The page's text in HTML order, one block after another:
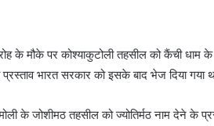
के मौके पर कोश्याकुटोली तहसील को कैंची धाम
भारत सरकार को इसके बाद भेज दिया गया
के जोशीमठ तहसील को ज्योतिर्मठ नाम देने के